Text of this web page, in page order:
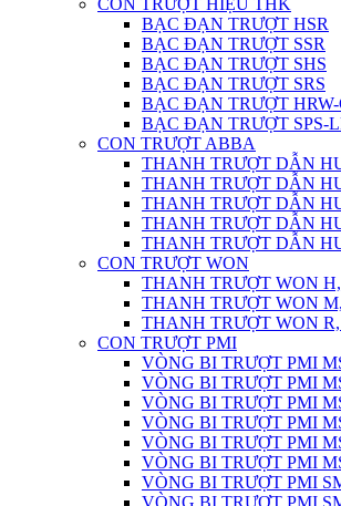
CON TRƯỢT HIỆU THK
BẠC ĐẠN TRƯỢT HSR
BẠC ĐẠN TRƯỢT SSR
BẠC ĐẠN TRƯỢT SHS
BẠC ĐẠN TRƯỢT SRS
BẠC ĐẠN TRƯỢT HRW-
BẠC ĐẠN TRƯỢT SPS-
CON TRƯỢT ABBA
THANH TRƯỢT DẪN
THANH TRƯỢT DẪN
THANH TRƯỢT DẪN
THANH TRƯỢT DẪN
THANH TRƯỢT DẪN
CON TRƯỢT WON
THANH TRƯỢT WON
THANH TRƯỢT WON
THANH TRƯỢT WON R,
CON TRƯỢT PMI
VÒNG BI TRƯỢT PMI
VÒNG BI TRƯỢT PMI
VÒNG BI TRƯỢT PMI
VÒNG BI TRƯỢT PMI
VÒNG BI TRƯỢT PMI
VÒNG BI TRƯỢT PMI
VÒNG BI TRƯỢT PMI
VÒNG BI TRƯỢT PMI